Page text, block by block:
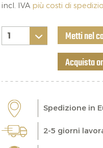
incl. IVA più costi di
Metti nel
Acquista
Spedizione in
2-5 giorni